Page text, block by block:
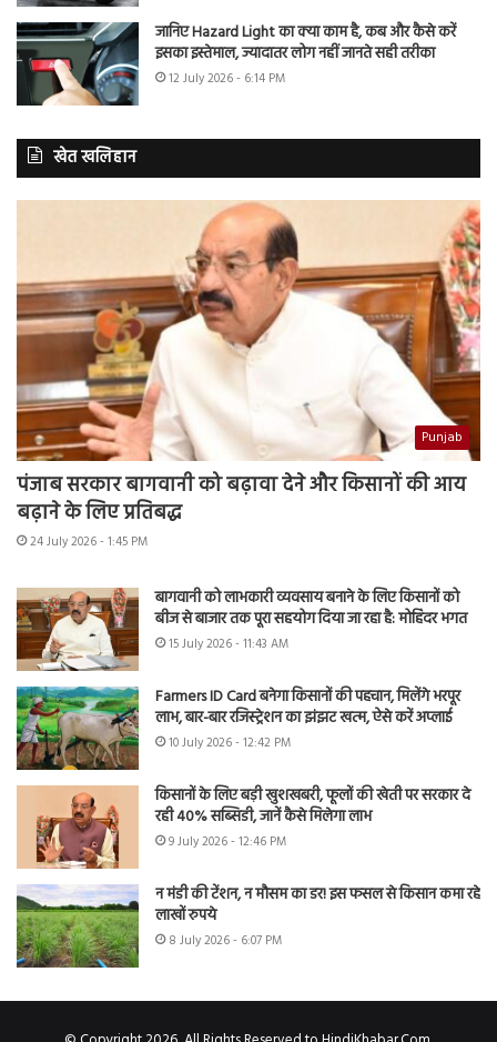
जानिए Hazard Light का क्या काम है, कब और कैसे करें
इसका इस्तेमाल, ज्यादातर लोग नहीं जानते सही तरीका
12 July 2026 - 6:14 PM
खेत खलिहान
Punjab
पंजाब सरकार बागवानी को बढ़ावा देने और किसानों की आय
बढ़ाने के लिए प्रतिबद्ध
24 July 2026 - 1:45 PM
बागवानी को लाभकारी व्यवसाय बनाने के लिए किसानों को
बीज से बाजार तक पूरा सहयोग दिया जा रहा है: मोहिंदर भगत
15 July 2026 - 11:43 AM
Farmers ID Card बनेगा किसानों की पहचान, मिलेंगे भरपूर
लाभ, बार-बार रजिस्ट्रेशन का झंझट खत्म, ऐसे करें अप्लाई
10 July 2026 - 12:42 PM
किसानों के लिए बड़ी खुशखबरी, फूलों की खेती पर सरकार दे
रही 40% सब्सिडी, जानें कैसे मिलेगा लाभ
9 July 2026 - 12:46 PM
न मंडी की टेंशन, न मौसम का डर! इस फसल से किसान कमा रहे
लाखों रुपये
8 July 2026 - 6:07 PM